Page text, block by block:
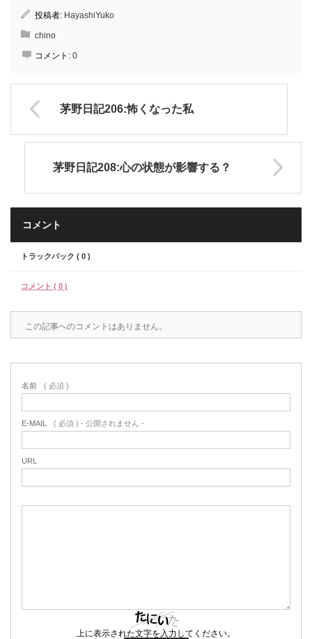
投稿者: HayashiYuko
chino
コメント: 0
茅野日記206:怖くなった私
茅野日記208:心の状態が影響する？
コメント
トラックバック ( 0 )
コメント ( 0 )
この記事へのコメントはありません。
名前 ( 必須 )
E-MAIL ( 必須 ) - 公開されません -
URL
上に表示された文字を入力してください。